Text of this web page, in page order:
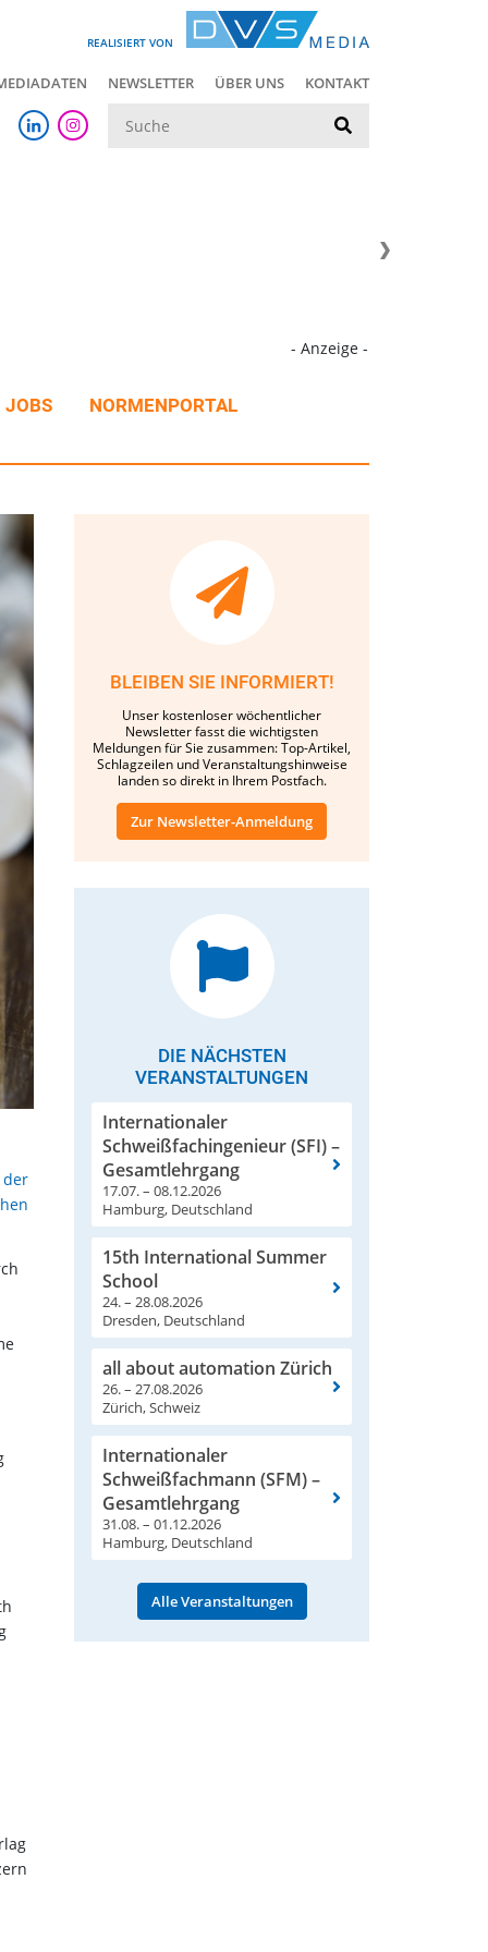
REALISIERT VON
NEWSLETTER ÜBER UNS KONTAKT
- Anzeige -
JOBS NORMENPORTAL
der
BLEIBEN SIE INFORMIERT!
Unser kostenloser wöchentlicher
Newsletter fasst die wichtigsten
Meldungen für Sie zusammen: Top-Artikel,
Schlagzeilen und Veranstaltungshinweise
landen so direkt in Ihrem Postfach.
Zur Newsletter-Anmeldung
DIE NÄCHSTEN
VERANSTALTUNGEN
Internationaler
Schweißfachingenieur (SFI) –
Gesamtlehrgang
17.07. – 08.12.2026
Hamburg, Deutschland
15th International Summer
School
24. – 28.08.2026
Dresden, Deutschland
all about automation Zürich
26. – 27.08.2026
Zürich, Schweiz
Internationaler
Schweißfachmann (SFM) –
Gesamtlehrgang
31.08. – 01.12.2026
Hamburg, Deutschland
Alle Veranstaltungen